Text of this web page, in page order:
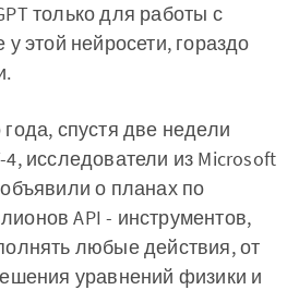
только для работы с
у этой нейросети, гораздо
спустя две недели
исследователи из Microsoft
о планах по
API - инструментов,
любые действия, от
уравнений физики и